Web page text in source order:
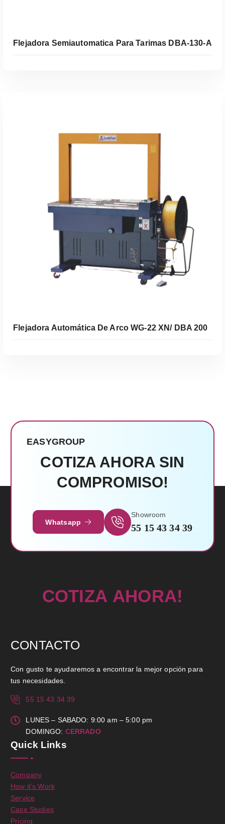
Leer Más
Flejadora Semiautomatica Para Tarimas DBA-130-A
Leer Más
Flejadora Automática De Arco WG-22 XN/ DBA 200
EASYGROUP
COTIZA AHORA SIN
COMPROMISO!
Whatsapp
Showroom
55 15 43 34 39
COTIZA AHORA!
CONTACTO
Con gusto te ayudaremos a encontrar la mejor opción para
tus necesidades.
55 15 43 34 39
LUNES – SABADO: 9:00 am – 5:00 pm
DOMINGO: CERRADO
Quick Links
Company
How it’s Work
Service
Case Studies
Pricing